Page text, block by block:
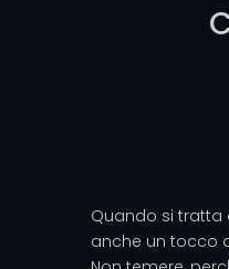
Quando si tratta
anche un tocco